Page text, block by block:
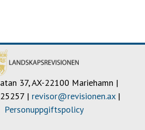
37, AX-22100 Mariehamn |
| revisor@revisionen.ax| ​​​​​​​
Personuppgiftspolicy